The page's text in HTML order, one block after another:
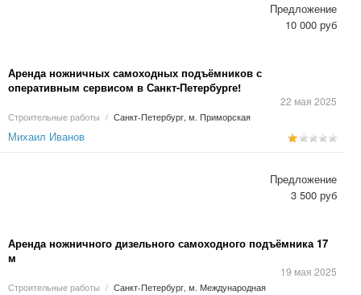
Аренда ножничных самоходных подъёмников с
оперативным сервисом в Санкт-Петербурге!
22 мая 2025
Строительные работы / Санкт-Петербург, м. Приморская
Предложение
10 000 руб
Михаил Иванов
Аренда ножничного дизельного самоходного подъёмника 17
м
19 мая 2025
Строительные работы / Санкт-Петербург, м. Международная
Предложение
3 500 руб